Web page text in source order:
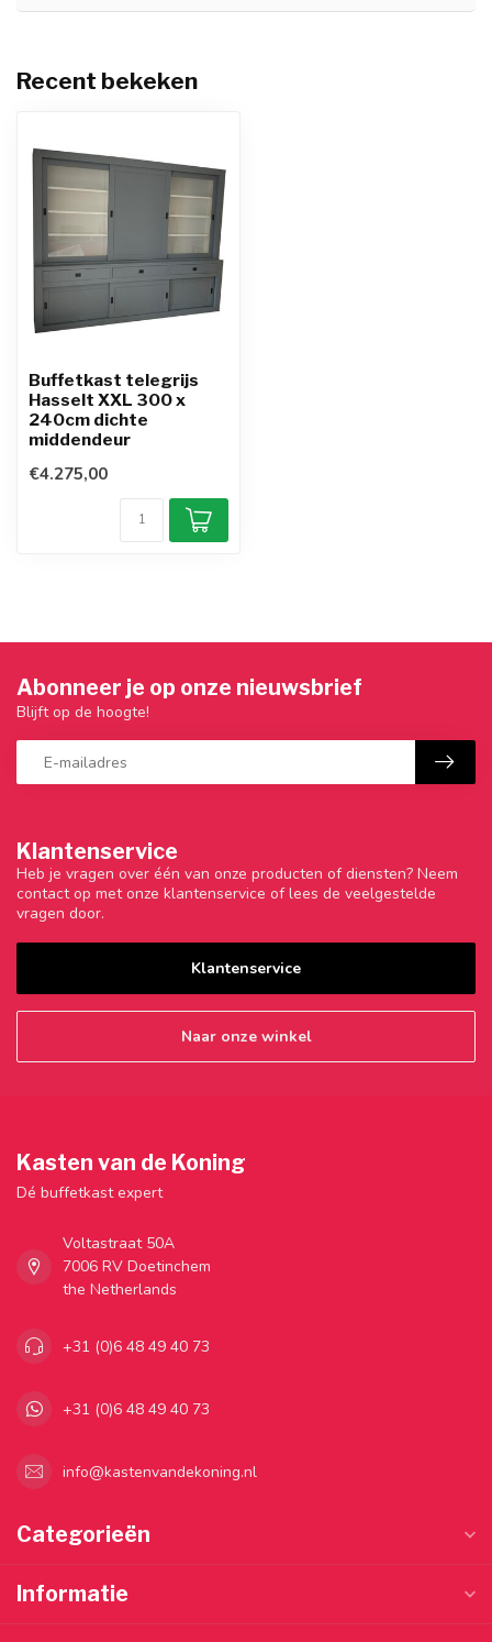
Recent bekeken
Buffetkast telegrijs
Hasselt XXL 300 x
240cm dichte
middendeur
€4.275,00
Klantenservice
Heb je vragen over één van onze producten of diensten? Neem
contact op met onze klantenservice of lees de veelgestelde
vragen door.
Klantenservice
Naar onze winkel
Abonneer je op onze nieuwsbrief
Blijft op de hoogte!
Kasten van de Koning
Dé buffetkast expert
Voltastraat 50A
7006 RV Doetinchem
the Netherlands
+31 (0)6 48 49 40 73
+31 (0)6 48 49 40 73
info@kastenvandekoning.nl
Categorieën
Informatie